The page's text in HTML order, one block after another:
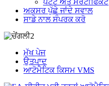
ਪੇਟੈਂਟ ਅਤੇ ਸਰਟੀਫਿਕੇਟ
ਅਕਸਰ ਪੁੱਛੇ ਜਾਂਦੇ ਸਵਾਲ
ਸਾਡੇ ਨਾਲ ਸੰਪਰਕ ਕਰੋ
ਮੁੱਖ ਪੇਜ
ਉਤਪਾਦ
ਆਟੋਮੈਟਿਕ ਕਿਸਮ VMS